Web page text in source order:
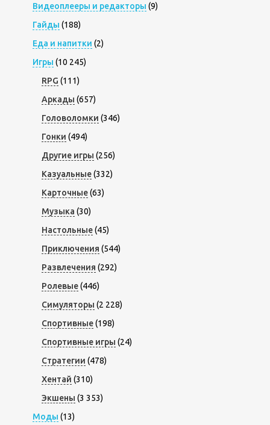
Видеоплееры и редакторы (9)
Гайды (188)
Еда и напитки (2)
Игры (10 245)
RPG (111)
Аркады (657)
Головоломки (346)
Гонки (494)
Другие игры (256)
Казуальные(332)
Карточные(63)
Музыка (30)
Настольные(45)
Приключения (544)
Развлечения (292)
Ролевые(446)
Симуляторы (2 228)
Спортивные(198)
Спортивные игры (24)
Стратегии (478)
Хентай (310)
Экшены (3 353)
Моды (13)